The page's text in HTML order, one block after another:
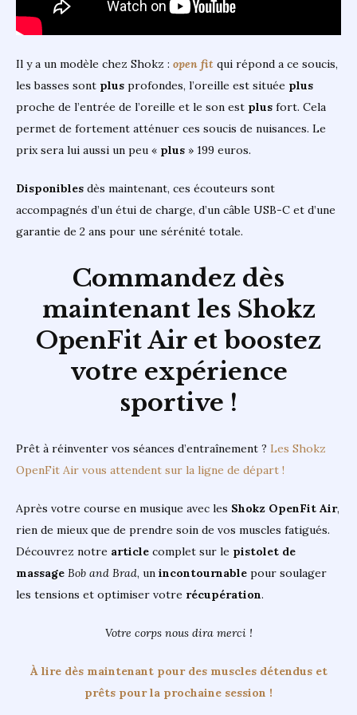
Il y a un modèle chez Shokz : open fit qui répond a ce soucis,
les basses sont plus profondes, l’oreille est située plus
proche de l’entrée de l’oreille et le son est plus fort. Cela
permet de fortement atténuer ces soucis de nuisances. Le
prix sera lui aussi un peu « plus » 199 euros.
Disponibles dès maintenant, ces écouteurs sont
accompagnés d’un étui de charge, d’un câble USB-C et d’une
garantie de 2 ans pour une sérénité totale.
Commandez dès
maintenant les Shokz
OpenFit Air et boostez
votre expérience
sportive !
Prêt à réinventer vos séances d’entraînement ? Les Shokz
OpenFit Air vous attendent sur la ligne de départ !
Après votre course en musique avec les Shokz OpenFit Air,
rien de mieux que de prendre soin de vos muscles fatigués.
Découvrez notre article complet sur le pistolet de
massage Bob and Brad, un incontournable pour soulager
les tensions et optimiser votre récupération.
Votre corps nous dira merci !
À lire dès maintenant pour des muscles détendus et
prêts pour la prochaine session !